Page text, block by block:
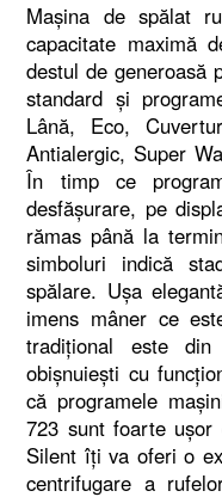
Maşina de spălat
capacitate maximă
destul de generoasă
standard şi
Lână, Eco,
Antialergic, Super
În timp ce
desfăşurare, pe
rămas până la
simboluri indică
spălare. Uşa
imens mâner ce
tradiţional este
obişnuieşti cu
că programele
723 sunt foarte uşor
Silent îţi va oferi o
centrifugare a